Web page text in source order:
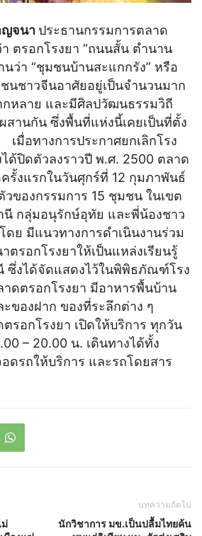
ญจนา ประธานกรรมการตลาด
ตรอกโรงยา “ถนนสั้น ตำนาน
นว่า “ชุมชนบ้านสะแกกรัง” หรือ
ชนชาวจีนอาศัยอยู่เป็นจำนวนมาก
หลาย และมีศิลปวัฒนธรรมวิถี
สานกัน ซึ่งพื้นที่แห่งนี้เคยเป็นที่ตั้ง
ทางการประกาศยกเลิกโรง
ด้ปิดตัวลงราวปี พ.ศ. 2500 ตลาด
รั้งแรกในวันศุกร์ที่ 12 กุมภาพันธ์
ของกรรมการ 15 ชุมชน ในเขต
นี กลุ่มอนุรักษ์อุทัย และพี่น้องชาว
ดย มีแนวทางการดำเนินงานร่วม
รอกโรงยาให้เป็นแหล่งเรียนรู้
ซึ่งได้จัดแสดงไว้ในพิพิธภัณฑ์โรง
ดตรอกโรงยา มีอาหารพื้นบ้าน
องฝาก ของที่ระลึกต่าง ๆ
รอกโรงยา เปิดให้บริการ ทุกวัน
– 20.00 น. เดินทางได้ทั้ง
ดรถให้บริการ และรถโดยสาร
ม่
บทความถัดไป
นักวิชาการ มข.เป็นปลื้มไทยค้น